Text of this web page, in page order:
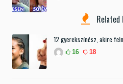
Related
12 gyerekszínész, akire
16 18